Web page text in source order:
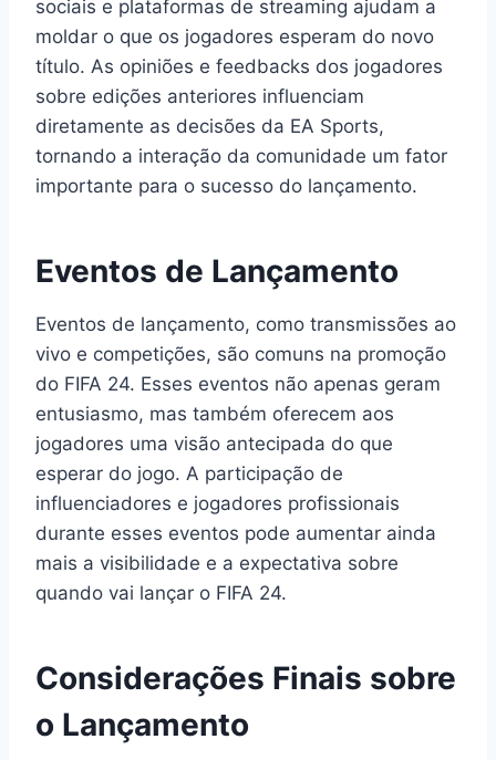
sociais e plataformas de streaming ajudam a
moldar o que os jogadores esperam do novo
título. As opiniões e feedbacks dos jogadores
sobre edições anteriores influenciam
diretamente as decisões da EA Sports,
tornando a interação da comunidade um fator
importante para o sucesso do lançamento.
Eventos de Lançamento
Eventos de lançamento, como transmissões ao
vivo e competições, são comuns na promoção
do FIFA 24. Esses eventos não apenas geram
entusiasmo, mas também oferecem aos
jogadores uma visão antecipada do que
esperar do jogo. A participação de
influenciadores e jogadores profissionais
durante esses eventos pode aumentar ainda
mais a visibilidade e a expectativa sobre
quando vai lançar o FIFA 24.
Considerações Finais sobre
o Lançamento